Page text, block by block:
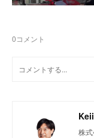
0コメント
株